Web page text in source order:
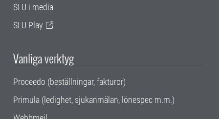
SLU i media
SLU Play
Vanliga verktyg
Proceedo (beställningar, fakturor)
Primula (ledighet, sjukanmälan, lönespec m.m.)